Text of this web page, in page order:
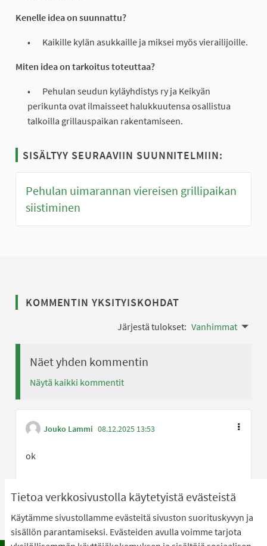
Tietoa verkkosivustolla käytetyistä evästeistä
Käytämme sivustollamme evästeitä sivuston suorituskyvyn ja
sisällön parantamiseksi. Evästeiden avulla voimme tarjota
Kenelle idea on suunnattu?
Kaikille kylän asukkaille ja miksei myös vierailijoille.
Miten idea on tarkoitus toteuttaa?
Pehulan seudun kyläyhdistys ry ja Keikyän
perikunta ovat ilmaisseet halukkuutensa osallistua
talkoilla grillauspaikan rakentamiseen.
SISÄLTYY SEURAAVIIN SUUNNITELMIIN:
Pehulan uimarannan viereisen grillipaikan
siistiminen
KOMMENTIN YKSITYISKOHDAT
Järjestä tulokset: Vanhimmat
Näet yhden kommentin
Näytä kaikki kommentit
Jouko Lammi 08.12.2025 13:53
ok
Olen samaa
0 Olen eri